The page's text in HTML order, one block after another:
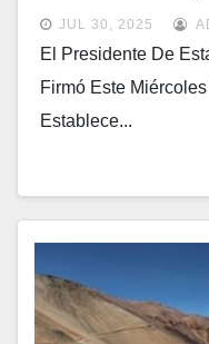
JUL 30, 2025
El Presidente De
Firmó Este
Establece...